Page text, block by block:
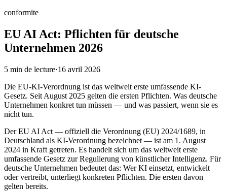
conformite
EU AI Act: Pflichten für deutsche
Unternehmen 2026
5 min de lecture·16 avril 2026
Die EU-KI-Verordnung ist das weltweit erste umfassende KI-
Gesetz. Seit August 2025 gelten die ersten Pflichten. Was deutsche
Unternehmen konkret tun müssen — und was passiert, wenn sie es
nicht tun.
Der EU AI Act — offiziell die Verordnung (EU) 2024/1689, in
Deutschland als KI-Verordnung bezeichnet — ist am 1. August
2024 in Kraft getreten. Es handelt sich um das weltweit erste
umfassende Gesetz zur Regulierung von künstlicher Intelligenz. Für
deutsche Unternehmen bedeutet das: Wer KI einsetzt, entwickelt
oder vertreibt, unterliegt konkreten Pflichten. Die ersten davon
gelten bereits.